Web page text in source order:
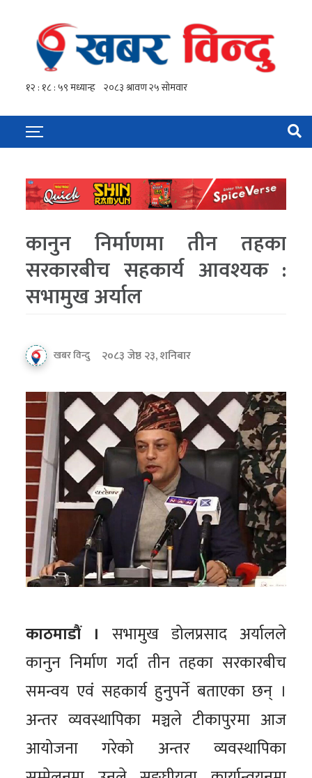
कानुन निर्माणमा तीन तहका
सरकारबीच सहकार्य आवश्यक :
सभामुख अर्याल
खबर विन्दु २०८३ जेष्ठ २३, शनिबार
काठमाडौं । सभामुख डोलप्रसाद अर्यालले
कानुन निर्माण गर्दा तीन तहका सरकारबीच
समन्वय एवं सहकार्य हुनुपर्ने बताएका छन् ।
अन्तर व्यवस्थापिका मञ्चले टीकापुरमा आज
आयोजना गरेको अन्तर व्यवस्थापिका